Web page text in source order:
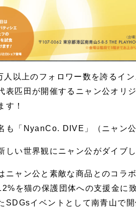
人以上のフォロワー数を誇るイ
表匹田が開催するニャン公オリ
す！
も「NyanCo. DIVE」（ニャン公
しい世界観にニャン公がダイブ
ニャン公と素敵な商品とのコラ
を猫の保護団体への支援金に
SDGsイベントとして南青山で開